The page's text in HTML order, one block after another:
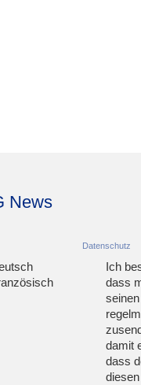
News
Datenschutz
Ich
dass
damit
dass